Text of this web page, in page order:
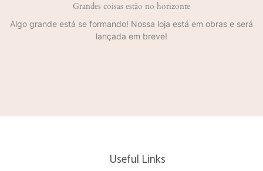
Grandes coisas estão no horizonte
Algo grande está se formando! Nossa loja está em obras e será
lançada em breve!
Useful Links